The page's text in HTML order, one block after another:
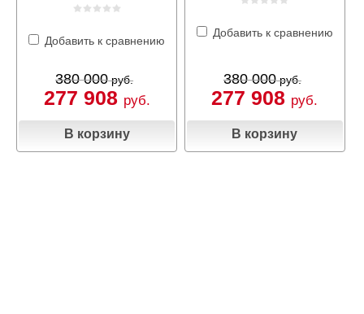
Добавить к сравнению
380 000руб.
277 908 руб.
В корзину
Добавить к сравнению
380 000руб.
277 908 руб.
В корзину